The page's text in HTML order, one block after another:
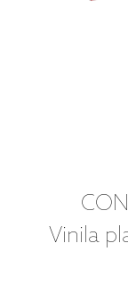
Vinila